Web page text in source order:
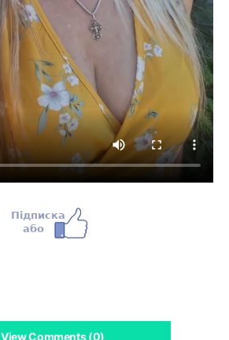
View Comments (0)